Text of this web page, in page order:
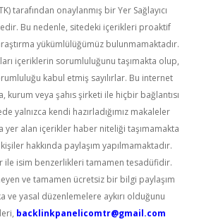
tarafından onaylanmış bir Yer Sağlayıcı
Bu nedenle, sitedeki içerikleri proaktif
yükümlülüğümüz bulunmamaktadır.
içeriklerin sorumluluğunu taşımakta olup,
kabul etmiş sayılırlar. Bu internet
kurum veya şahıs şirketi ile hiçbir bağlantısı
yalnızca kendi hazırladığımız makaleler
yer alan içerikler haber niteliği taşımamakta
hakkında paylaşım yapılmamaktadır.
ile isim benzerlikleri tamamen tesadüfidir.
ve tamamen ücretsiz bir bilgi paylaşım
ve yasal düzenlemelere aykırı olduğunu
backlinkpanelicomtr@gmail.com